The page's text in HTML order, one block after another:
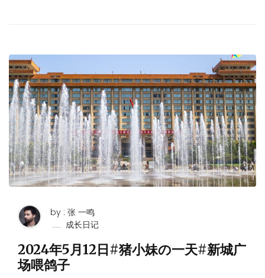
by : 张 一鸣
成长日记
2024年5月12日#猪小妹の一天#新城广
场喂鸽子